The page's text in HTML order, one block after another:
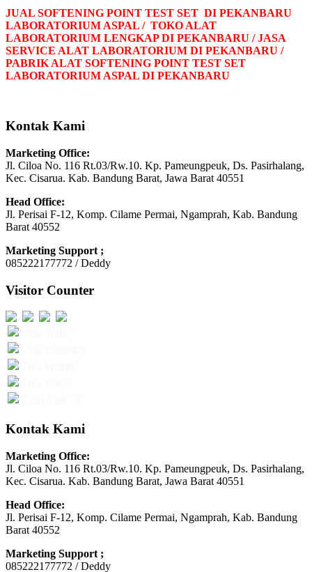
JUAL SOFTENING POINT TEST SET DI PEKANBARU
LABORATORIUM ASPAL / TOKO ALAT
LABORATORIUM LENGKAP DI PEKANBARU / JASA
SERVICE ALAT LABORATORIUM DI PEKANBARU /
PABRIK ALAT SOFTENING POINT TEST SET
LABORATORIUM ASPAL DI PEKANBARU
Kontak Kami
Marketing Office:
Jl. Ciloa No. 116 Rt.03/Rw.10. Kp. Pameungpeuk, Ds. Pasirhalang,
Kec. Cisarua. Kab. Bandung Barat, Jawa Barat 40551
Head Office:
Jl. Perisai F-12, Komp. Cilame Permai, Ngamprah, Kab. Bandung
Barat 40552
Marketing Support ;
085222177772 / Deddy
Visitor Counter
Kontak Kami
Marketing Office:
Jl. Ciloa No. 116 Rt.03/Rw.10. Kp. Pameungpeuk, Ds. Pasirhalang,
Kec. Cisarua. Kab. Bandung Barat, Jawa Barat 40551
Head Office:
Jl. Perisai F-12, Komp. Cilame Permai, Ngamprah, Kab. Bandung
Barat 40552
Marketing Support ;
085222177772 / Deddy